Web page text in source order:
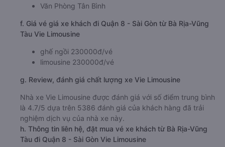
Văn Phòng Tân Bình
f. Giá vé giá xe khách đi Quận 8 - Sài Gòn từ Bà Rịa-Vũng
Tàu Vie Limousine
ghế ngồi 230000đ/vé
limousine 230000đ/vé
g. Review, đánh giá chất lượng xe Vie Limousine
Nhà xe Vie Limousine được đánh giá với số điểm trung bình
là 4.7/5 dựa trên 5386 đánh giá của khách hàng đã trải
nghiệm dịch vụ của nhà xe này.
h. Thông tin liên hệ, đặt mua vé xe khách từ Bà Rịa-Vũng
Tàu đi Quận 8 - Sài Gòn Vie Limousine